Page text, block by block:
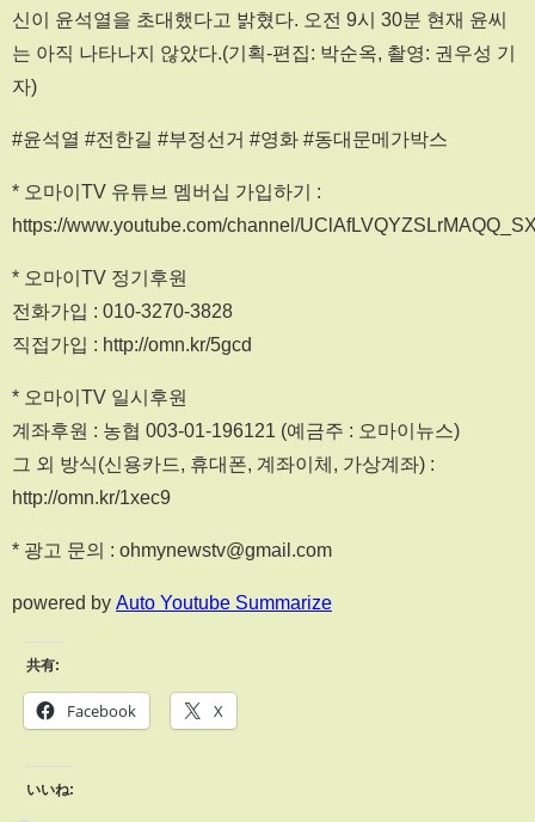
신이 윤석열을 초대했다고 밝혔다. 오전 9시 30분 현재 윤씨
는 아직 나타나지 않았다.(기획-편집: 박순옥, 촬영: 권우성 기
자)
#윤석열 #전한길 #부정선거 #영화 #동대문메가박스
* 오마이TV 유튜브 멤버십 가입하기 :
https://www.youtube.com/channel/
* 오마이TV 정기후원
전화가입 : 010-3270-3828
직접가입 : http://omn.kr/5gcd
* 오마이TV 일시후원
계좌후원 : 농협 003-01-196121 (예금주 : 오마이뉴스)
그 외 방식(신용카드, 휴대폰, 계좌이체, 가상계좌) :
http://omn.kr/1xec9
* 광고 문의 : ohmynewstv@gmail.com
powered by Auto Youtube Summarize
共有:
Facebook X
いいね: